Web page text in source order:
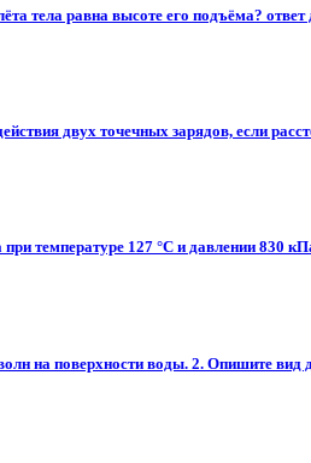
тела равна высоте его подъёма?
двух точечных зарядов, если
температуре 127 °С и давлении 830
на поверхности воды. 2. Опишите вид